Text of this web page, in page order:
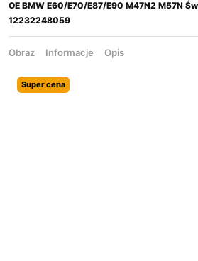
OE BMW E60/E70/E87/E90 M47N2 M57N
12232248059
Obraz Informacje Opis
Super cena